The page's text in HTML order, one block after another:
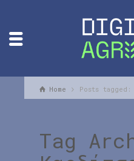
Home Posts tagged:
Tag